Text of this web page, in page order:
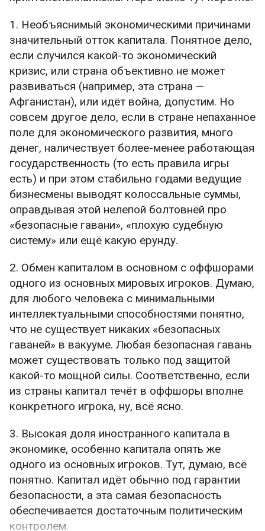
римлян и византийцев. Как видите, развитая
инфраструктура — это обоюдоострый меч. По
хорошей дороге может быстро пройти ваша
армия, но точно так же может быстро пройти
и вражеская армия.
Для тогдашней логистики действительно впечатляет
Но Дарий Великий занимался не только
строительством дорог. Он, на минуточку,
прокопал … Суэцкий канал. Ну, прообраз его.
Это занимательная и поучительная история.
Канал от Нила до Красного моря
расстояния там не слишком большое, гор нет,
по большей части песок, который легко
копать. Тем более ещё есть два озера, как раз
в самых удачных местах по направлению к
острию Красного моря. До озёр вроде
прокопали ещё в какие-то незапамятные
времена (аж в 13 веке до нашей эры). Но этот
канал оказался заброшен и его занесло
песком. Затем, примерно за 600 лет до нашей
эры, фараон Нехо 2 начал строить
династия, при которой Египет фактически был
греческой криптоколонией. Грекам, морякам и
торговцам, такой канал был очень нужен.
Однако, вот, незадача, строительство пошло
очень плохо, погибло по легенде аж 120 тысяч
строителей (учитесь, как саботировать!),
1. Необъяснимый экономическими причинами
значительный отток капитала. Понятное дело,
если случился какой-то экономический
кризис, или страна объективно не может
развиваться (например, эта страна —
Афганистан), или идёт война, допустим. Но
совсем другое дело, если в стране непаханное
поле для экономического развития, много
денег, наличествует более-менее работающая
государственность (то есть правила игры
есть) и при этом стабильно годами ведущие
бизнесмены выводят колоссальные суммы,
оправдывая этой нелепой болтовнёй про
«безопасные гавани», «плохую судебную
систему» или ещё какую ерунду.
2. Обмен капиталом в основном с оффшорами
одного из основных мировых игроков. Думаю,
для любого человека с минимальными
интеллектуальными способностями понятно,
что не существует никаких «безопасных
гаваней» в вакууме. Любая безопасная гавань
может существовать только под защитой
какой-то мощной силы. Соответственно, если
из страны капитал течёт в оффшоры вполне
конкретного игрока, ну, всё ясно.
3. Высокая доля иностранного капитала в
экономике, особенно капитала опять же
одного из основных игроков. Тут, думаю, всё
понятно. Капитал идёт обычно под гарантии
безопасности, а эта самая безопасность
обеспечивается достаточным политическим
контролем.